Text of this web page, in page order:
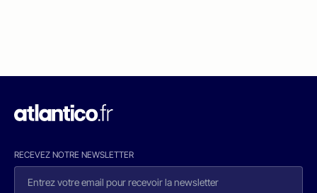
RECEVEZ NOTRE NEWSLETTER